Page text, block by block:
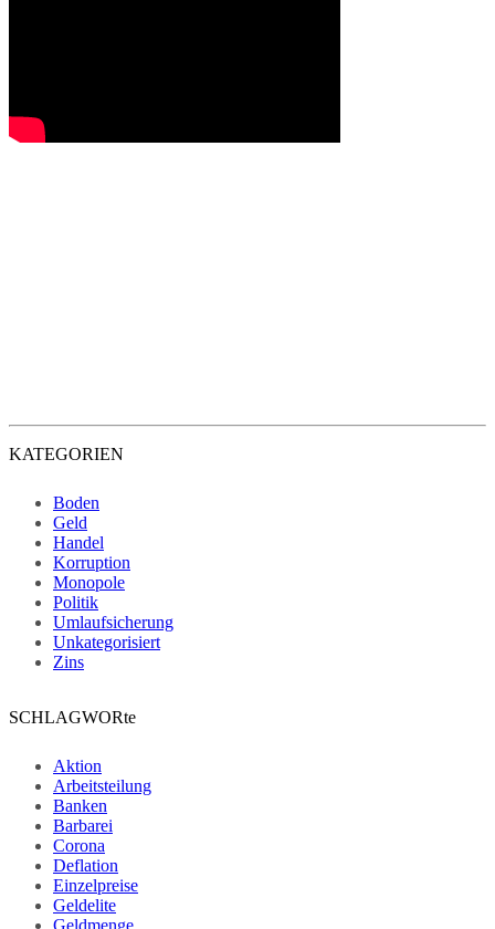
KATEGORIEN
Boden
Geld
Handel
Korruption
Monopole
Politik
Umlaufsicherung
Unkategorisiert
Zins
SCHLAGWORte
Aktion
Arbeitsteilung
Banken
Barbarei
Corona
Deflation
Einzelpreise
Geldelite